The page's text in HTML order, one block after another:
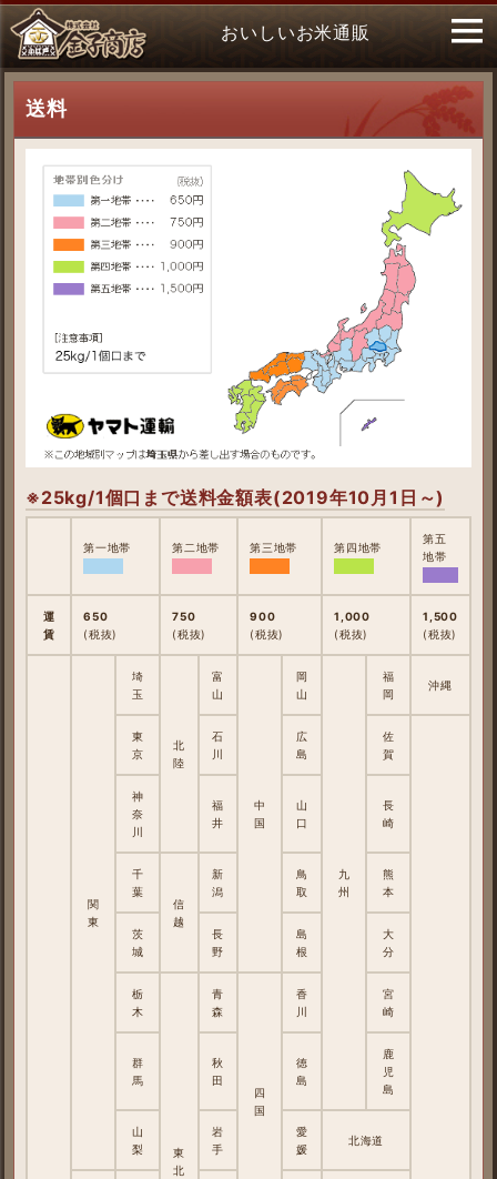
おいしいお米通販
送料
※25kg/1個口まで送料金額表(2019年10月1日～)
第一地帯 第二地帯 第三地帯 第四地帯
第五
地帯
運
賃
650
(税抜)
750
(税抜)
900
(税抜)
1,000
(税抜)
1,500
(税抜)
関
東
埼
玉
北
陸
富
山
中
国
岡
山
九
州
福
岡
沖縄
東
京
石
川
広
島
佐
賀
神
奈
川
福
井
山
口
長
崎
千
葉
信
越
新
潟
鳥
取
熊
本
茨
城
長
野
島
根
大
分
栃
木
東
北
青
森
四
国
香
川
宮
崎
群
馬
秋
田
徳
島
鹿
児
島
山
梨
岩
手
愛
媛
北海道